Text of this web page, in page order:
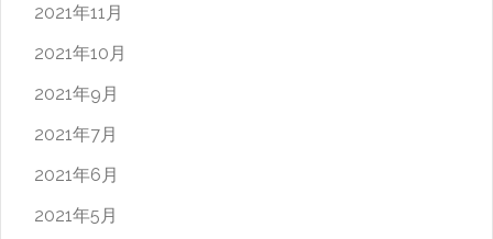
2021年11月
2021年10月
2021年9月
2021年7月
2021年6月
2021年5月